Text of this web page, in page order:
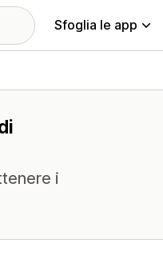
Sfoglia le app
i